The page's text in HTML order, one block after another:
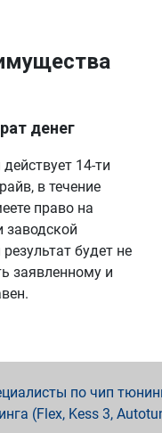
денег
14-ти
в течение
право на
заводской
будет не
заявленному и
по чип
(Flex, Kess 3,